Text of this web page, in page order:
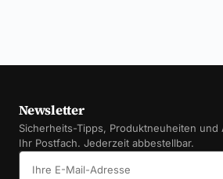
Newsletter
Sicherheits-Tipps, Produktneuheiten
Ihr Postfach. Jederzeit abbestellbar.